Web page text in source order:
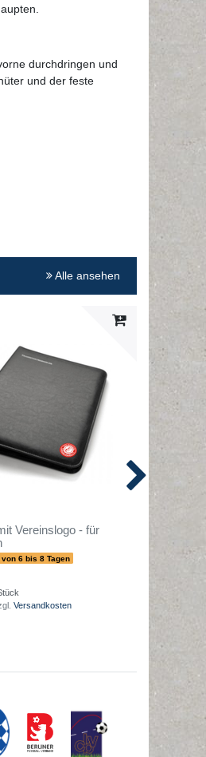
durchdringen und
und der feste
Alle ansehen
Vereinslogo - für
6 bis 8 Tagen
Versandkosten
sofort
inkl.